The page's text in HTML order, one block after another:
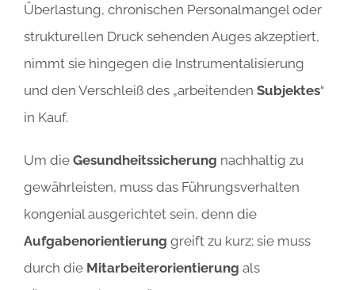
Überlastung, chronischen Personalmangel oder
strukturellen Druck sehenden Auges akzeptiert,
nimmt sie hingegen die Instrumentalisierung
und den Verschleiß des „arbeitenden Subjektes“
in Kauf.
Um die Gesundheitssicherung nachhaltig zu
gewährleisten, muss das Führungsverhalten
kongenial ausgerichtet sein, denn die
Aufgabenorientierung greift zu kurz; sie muss
durch die Mitarbeiterorientierung als